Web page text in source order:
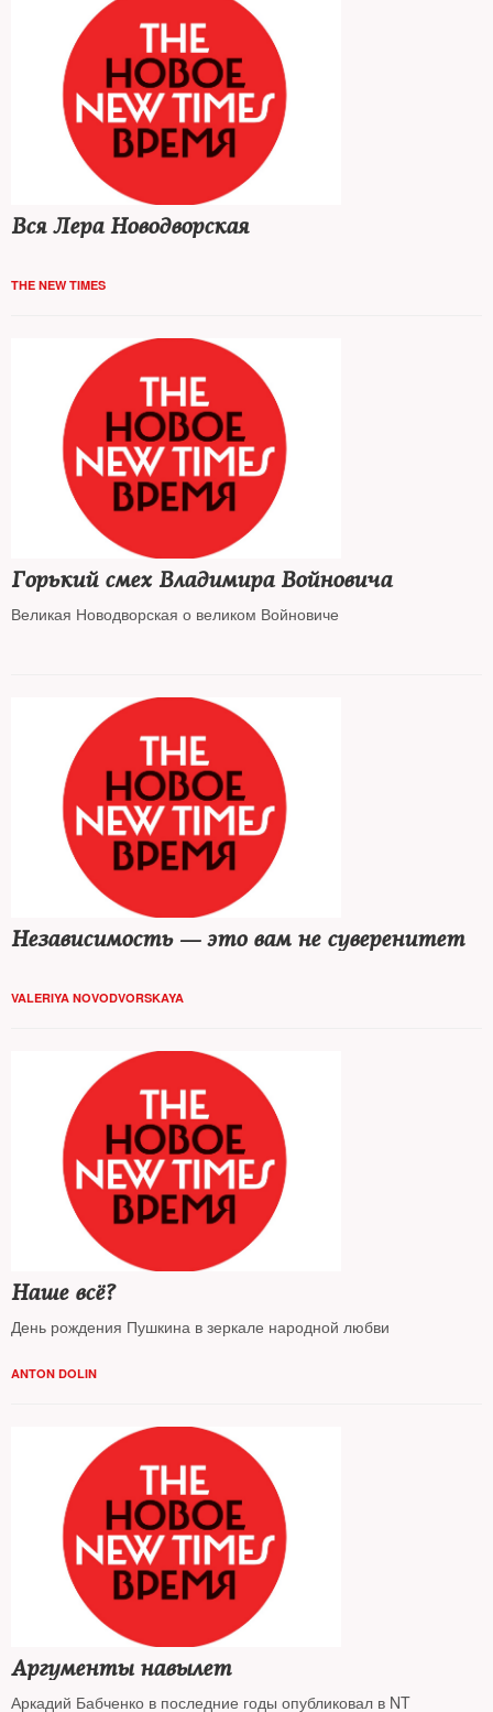
Вся Лера Новодворская
THE NEW TIMES
Горький смех Владимира Войновича
Великая Новодворская о великом Войновиче
Независимость — это вам не суверенитет
VALERIYA NOVODVORSKAYA
Наше всё?
День рождения Пушкина в зеркале народной любви
ANTON DOLIN
Аргументы навылет
Аркадий Бабченко в последние годы опубликовал в NT